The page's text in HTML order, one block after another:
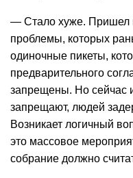
— Стало хуже. Пришел
проблемы, которых
одиночные пикеты,
предварительного
запрещены. Но сейчас
запрещают, людей
Возникает логичный
это массовое
собрание должно